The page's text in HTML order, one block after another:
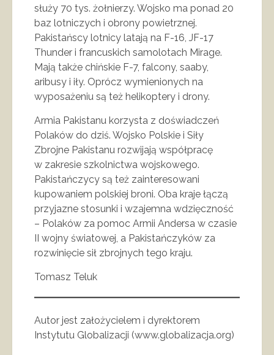
służy 70 tys. żołnierzy. Wojsko ma ponad 20
baz lotniczych i obrony powietrznej.
Pakistańscy lotnicy latają na F-16, JF-17
Thunder i francuskich samolotach Mirage.
Mają także chińskie F-7, falcony, saaby,
aribusy i iły. Oprócz wymienionych na
wyposażeniu są też helikoptery i drony.
Armia Pakistanu korzysta z doświadczeń
Polaków do dziś. Wojsko Polskie i Siły
Zbrojne Pakistanu rozwijają współpracę
w zakresie szkolnictwa wojskowego.
Pakistańczycy są też zainteresowani
kupowaniem polskiej broni. Oba kraje łączą
przyjazne stosunki i wzajemna wdzięczność
– Polaków za pomoc Armii Andersa w czasie
II wojny światowej, a Pakistańczyków za
rozwinięcie sił zbrojnych tego kraju.
Tomasz Teluk
Autor jest założycielem i dyrektorem
Instytutu Globalizacji (www.globalizacja.org)